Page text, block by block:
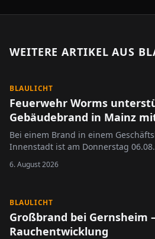
WEITERE ARTIKEL AUS
BLAULICHT
Feuerwehr Worms
Gebäudebrand in Mainz
Bei einem Brand in einem
Innenstadt ist am Donnerstag
6. August 2026
BLAULICHT
Großbrand bei Gernsheim
Rauchentwicklung